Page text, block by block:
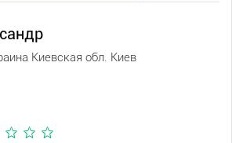
Киевская обл. Киев